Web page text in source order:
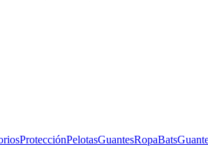
ProtecciónPelotasGuantesRopaBats